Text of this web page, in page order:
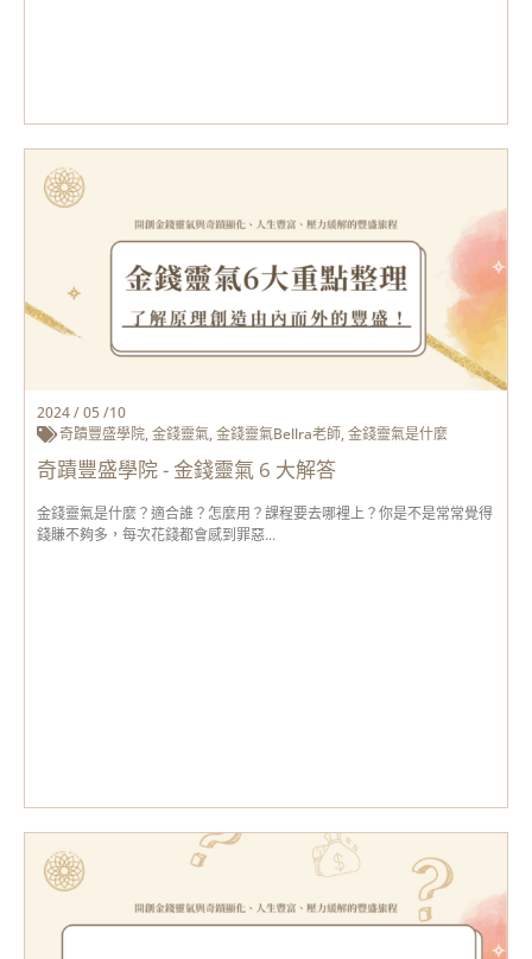
2024 / 05 /10
奇蹟豐盛學院,金錢靈氣,金錢靈氣Bellra老師,金錢靈氣是什麼
奇蹟豐盛學院 - 金錢靈氣 6 大解答
金錢靈氣是什麼？適合誰？怎麼用？課程要去哪裡上？你是不是常常覺得
錢賺不夠多，每次花錢都會感到罪惡...